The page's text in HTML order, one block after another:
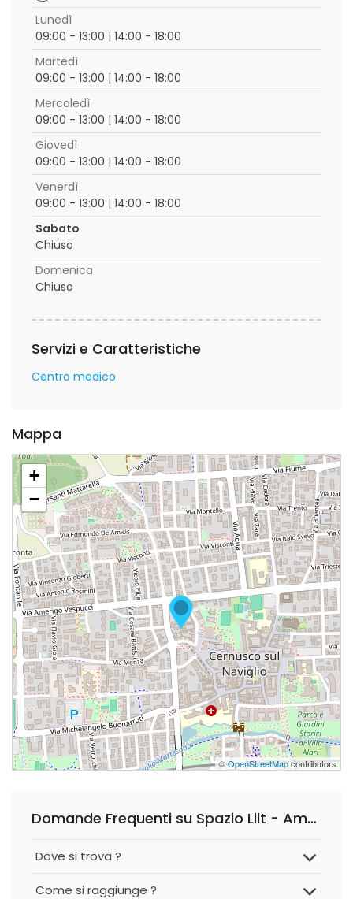
Lunedì
09:00 - 13:00 | 14:00 - 18:00
Martedì
09:00 - 13:00 | 14:00 - 18:00
Mercoledì
09:00 - 13:00 | 14:00 - 18:00
Giovedì
09:00 - 13:00 | 14:00 - 18:00
Venerdì
09:00 - 13:00 | 14:00 - 18:00
Sabato
Chiuso
Domenica
Chiuso
Servizi e Caratteristiche
Centro medico
Mappa
+
−
©OpenStreetMapcontributors
Domande Frequenti su Spazio Lilt - Ambulatorio Cernusco Sul Naviglio
Dove si trova ?
Come si raggiunge ?